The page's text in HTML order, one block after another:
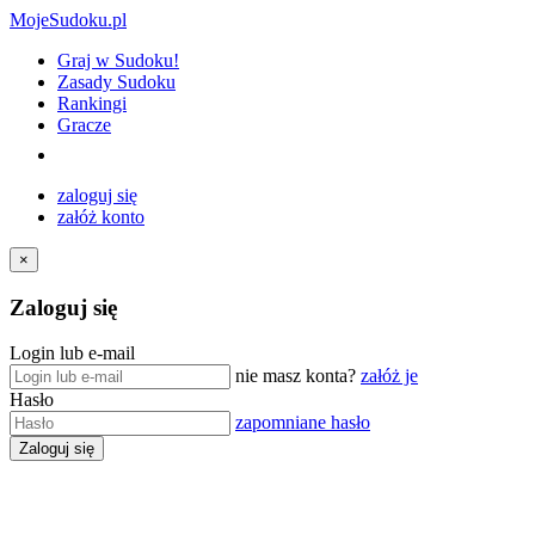
MojeSudoku.pl
Graj w Sudoku!
Zasady Sudoku
Rankingi
Gracze
zaloguj się
załóż konto
×
Zaloguj się
Login lub e-mail
nie masz konta? załóż je
Hasło
zapomniane hasło